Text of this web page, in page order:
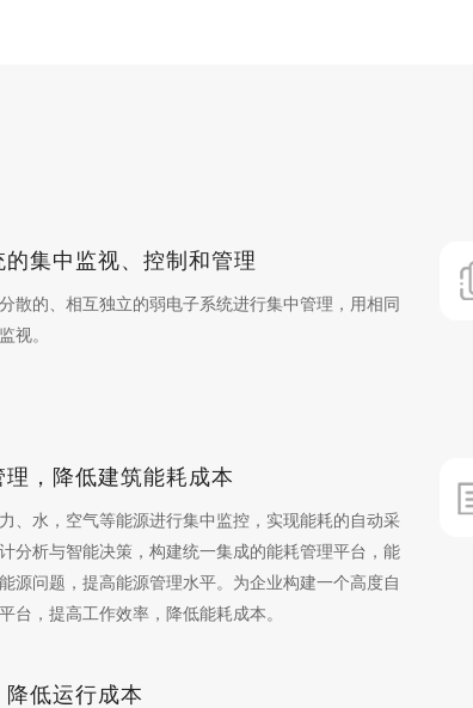
集中监视、控制和管理
散的、相互独立的弱电子系统进行集中管理，用相同
视。
，降低建筑能耗成本
、水，空气等能源进行集中监控，实现能耗的自动采
分析与智能决策，构建统一集成的能耗管理平台，能
源问题，提高能源管理水平。为企业构建一个高度自
台，提高工作效率，降低能耗成本。
低运行成本